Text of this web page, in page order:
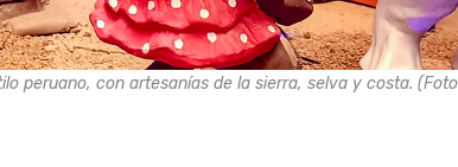
peruano, con artesanías de la sierra, selva y costa.